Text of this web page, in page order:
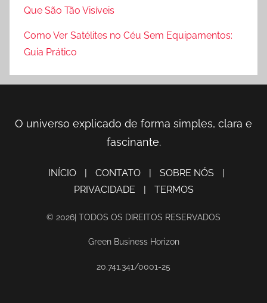
Que São Tão Visíveis
Como Ver Satélites no Céu Sem Equipamentos:
Guia Prático
O universo explicado de forma simples, clara e
fascinante.
INÍCIO | CONTATO | SOBRE NÓS
|
PRIVACIDADE
| TERMOS
© 2026| TODOS OS DIREITOS RESERVADOS
Green Business Horizon
20.741.341/0001-25